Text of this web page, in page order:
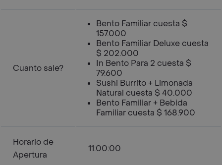
Cuanto sale?
Bento Familiar cuesta $
157.000
Bento Familiar Deluxe cuesta
$ 202.000
In Bento Para 2 cuesta $
79.600
Sushi Burrito + Limonada
Natural cuesta $ 40.000
Bento Familiar + Bebida
Familiar cuesta $ 168.900
Horario de
Apertura
11:00:00